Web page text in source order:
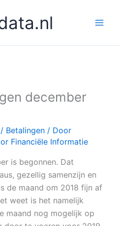
december
/ Betalingen/ Door
Financiële Informatie
is begonnen. Dat
gezellig samenzijn en
de maand om 2018 fijn af
weet is het namelijk
maand nog mogelijk op